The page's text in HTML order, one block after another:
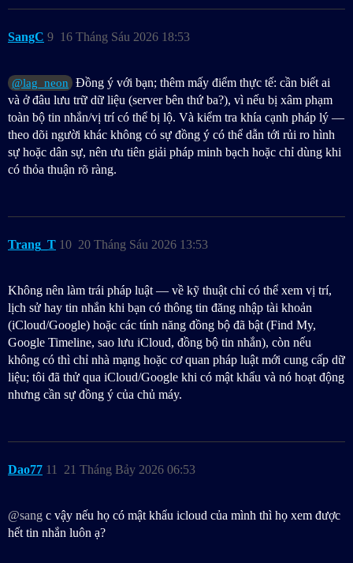
SangC 16 Tháng Sáu 2026 18:53
9
@lag_neon
Đồng ý với bạn; thêm mấy điểm thực tế: cần biết ai
và ở đâu lưu trữ dữ liệu (server bên thứ ba?), vì nếu bị xâm phạm
toàn bộ tin nhắn/vị trí có thể bị lộ. Và kiểm tra khía cạnh pháp lý —
theo dõi người khác không có sự đồng ý có thể dẫn tới rủi ro hình
sự hoặc dân sự, nên ưu tiên giải pháp minh bạch hoặc chỉ dùng khi
có thỏa thuận rõ ràng.
Trang_T 20 Tháng Sáu 2026 13:53
10
Không nên làm trái pháp luật — về kỹ thuật chỉ có thể xem vị trí,
lịch sử hay tin nhắn khi bạn có thông tin đăng nhập tài khoản
(iCloud/Google) hoặc các tính năng đồng bộ đã bật (Find My,
Google Timeline, sao lưu iCloud, đồng bộ tin nhắn), còn nếu
không có thì chỉ nhà mạng hoặc cơ quan pháp luật mới cung cấp dữ
liệu; tôi đã thử qua iCloud/Google khi có mật khẩu và nó hoạt động
nhưng cần sự đồng ý của chủ máy.
Dao77 21 Tháng Bảy 2026 06:53
11
@sang c vậy nếu họ có mật khẩu icloud của mình thì họ xem được
hết tin nhắn luôn ạ?